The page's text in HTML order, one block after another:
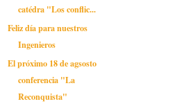
catédra "Los conflic...
Feliz día para nuestros
Ingenieros
El próximo 18 de agsosto
conferencia "La
Reconquista"